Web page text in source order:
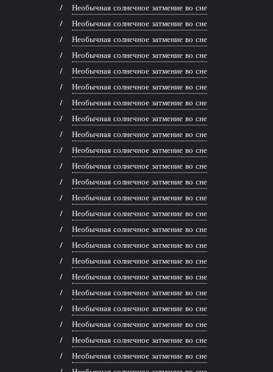
Необычная солнечное затмение во сне
Необычная солнечное затмение во сне
Необычная солнечное затмение во сне
Необычная солнечное затмение во сне
Необычная солнечное затмение во сне
Необычная солнечное затмение во сне
Необычная солнечное затмение во сне
Необычная солнечное затмение во сне
Необычная солнечное затмение во сне
Необычная солнечное затмение во сне
Необычная солнечное затмение во сне
Необычная солнечное затмение во сне
Необычная солнечное затмение во сне
Необычная солнечное затмение во сне
Необычная солнечное затмение во сне
Необычная солнечное затмение во сне
Необычная солнечное затмение во сне
Необычная солнечное затмение во сне
Необычная солнечное затмение во сне
Необычная солнечное затмение во сне
Необычная солнечное затмение во сне
Необычная солнечное затмение во сне
Необычная солнечное затмение во сне